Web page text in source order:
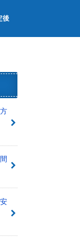
後
辞退
者懇親会
式